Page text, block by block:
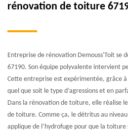
rénovation de toiture
Entreprise de rénovation Demouss'Toit se
67190. Son équipe polyvalente intervient
Cette entreprise est expérimentée, grâce
quel que soit le type d’agressions et en
Dans la rénovation de toiture, elle réalise
de toiture. Comme ça, le détritus au
applique de l’hydrofuge pour que la